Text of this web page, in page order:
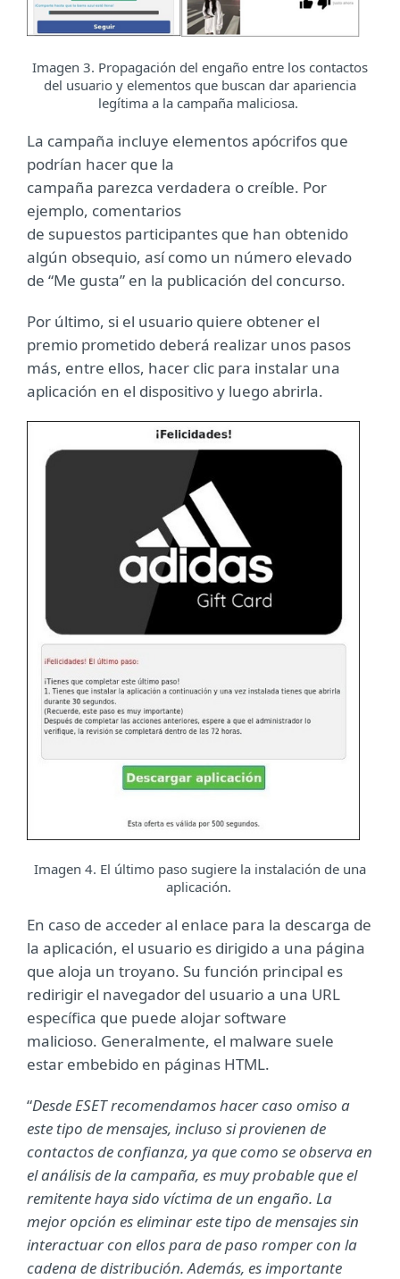
Imagen 3. Propagación del engaño entre los contactos
del usuario y elementos que buscan dar apariencia
legítima a la campaña maliciosa.
La campaña incluye elementos apócrifos que
podrían hacer que la
campaña parezca verdadera o creíble. Por
ejemplo, comentarios
de supuestos participantes que han obtenido
algún obsequio, así como un número elevado
de “Me gusta” en la publicación del concurso.
Por último, si el usuario quiere obtener el
premio prometido deberá realizar unos pasos
más, entre ellos, hacer clic para instalar una
aplicación en el dispositivo y luego abrirla.
Imagen 4. El último paso sugiere la instalación de una
aplicación.
En caso de acceder al enlace para la descarga de
la aplicación, el usuario es dirigido a una página
que aloja un troyano. Su función principal es
redirigir el navegador del usuario a una URL
específica que puede alojar software
malicioso. Generalmente, el malware suele
estar embebido en páginas HTML.
“Desde ESET recomendamos hacer caso omiso a
este tipo de mensajes, incluso si provienen de
contactos de confianza, ya que como se observa en
el análisis de la campaña, es muy probable que el
remitente haya sido víctima de un engaño. La
mejor opción es eliminar este tipo de mensajes sin
interactuar con ellos para de paso romper con la
cadena de distribución. Además, es importante